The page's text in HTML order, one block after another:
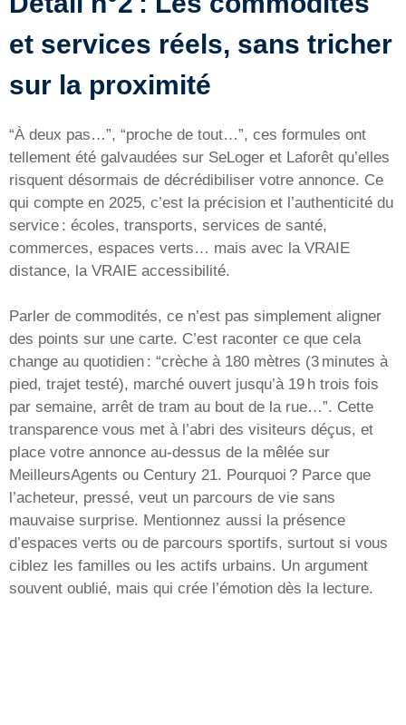
et services réels, sans tricher
sur la proximité
“À deux pas…”, “proche de tout…”, ces formules ont
tellement été galvaudées sur SeLoger et Laforêt qu’elles
risquent désormais de décrédibiliser votre annonce. Ce
qui compte en 2025, c’est la précision et l’authenticité du
service : écoles, transports, services de santé,
commerces, espaces verts… mais avec la VRAIE
distance, la VRAIE accessibilité.
Parler de commodités, ce n’est pas simplement aligner
des points sur une carte. C’est raconter ce que cela
change au quotidien : “crèche à 180 mètres (3 minutes à
pied, trajet testé), marché ouvert jusqu’à 19 h trois fois
par semaine, arrêt de tram au bout de la rue…”. Cette
transparence vous met à l’abri des visiteurs déçus, et
place votre annonce au-dessus de la mêlée sur
MeilleursAgents ou Century 21. Pourquoi ? Parce que
l’acheteur, pressé, veut un parcours de vie sans
mauvaise surprise. Mentionnez aussi la présence
d’espaces verts ou de parcours sportifs, surtout si vous
ciblez les familles ou les actifs urbains. Un argument
souvent oublié, mais qui crée l’émotion dès la lecture.